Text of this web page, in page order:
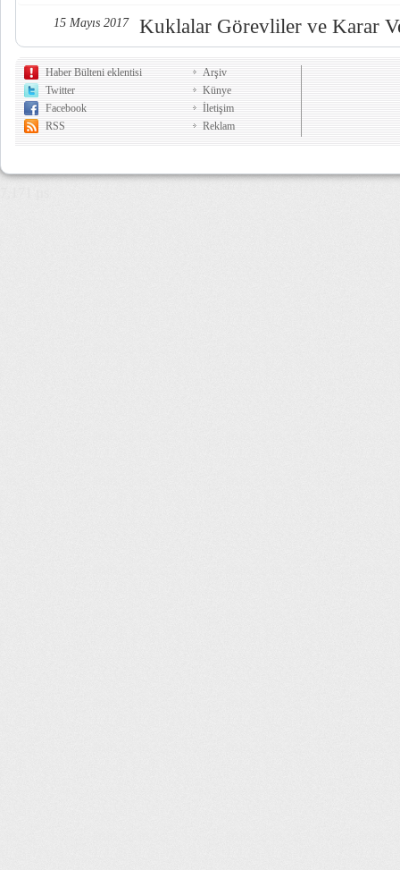
15 Mayıs 2017 Kuklalar Görevliler ve Karar
Haber Bülteni eklentisi
Twitter
Facebook
RSS
Arşiv
Künye
İletişim
Reklam